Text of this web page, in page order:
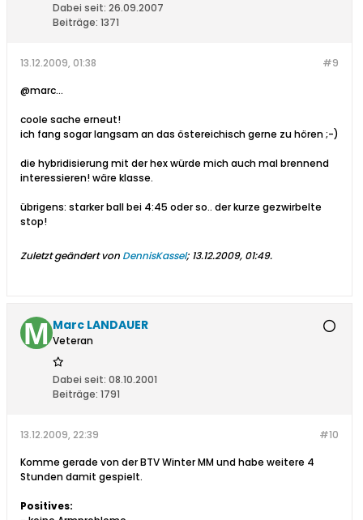
Dabei seit: 26.09.2007
Beiträge: 1371
#9
13.12.2009, 01:38
@marc...
coole sache erneut!
ich fang sogar langsam an das östereichisch gerne zu hören ;-)
die hybridisierung mit der hex würde mich auch mal brennend
interessieren! wäre klasse.
übrigens: starker ball bei 4:45 oder so.. der kurze gezwirbelte
stop!
Zuletzt geändert von DennisKassel; 13.12.2009, 01:49.
Marc LANDAUER
Veteran
Dabei seit: 08.10.2001
Beiträge: 1791
#10
13.12.2009, 22:39
Komme gerade von der BTV Winter MM und habe weitere 4
Stunden damit gespielt.
Positives: